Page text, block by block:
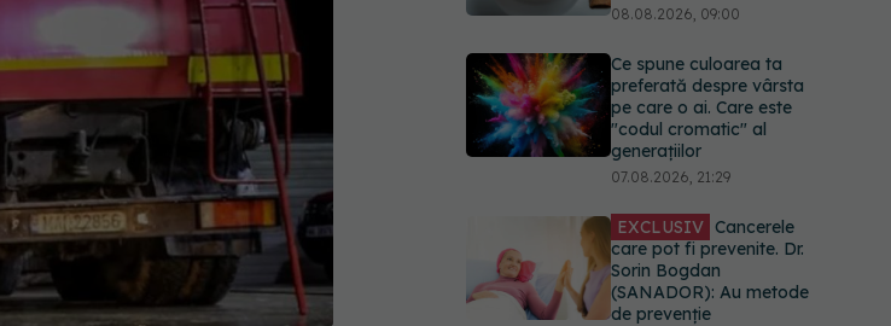
08.08.2026, 09:00
Ce spune culoarea ta
preferată despre vârsta
pe care o ai. Care este
"codul cromatic" al
generațiilor
07.08.2026, 21:29
EXCLUSIV Cancerele
care pot fi prevenite. Dr.
Sorin Bogdan
(SANADOR): Au metode
de prevenție